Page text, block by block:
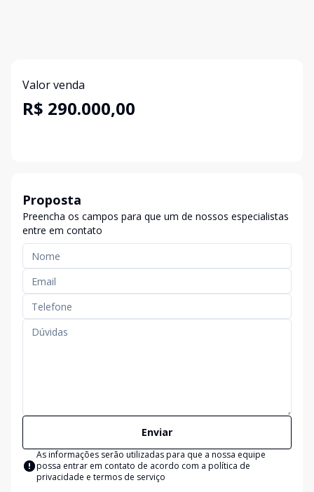
Valor venda
R$ 290.000,00
Proposta
Preencha os campos para que um de nossos especialistas
entre em contato
Enviar
As informações serão utilizadas para que a nossa equipe
possa entrar em contato de acordo com a política de
privacidade e termos de serviço